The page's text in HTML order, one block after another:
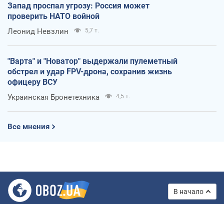
Запад проспал угрозу: Россия может
проверить НАТО войной
Леонид Невзлин 5,7 т.
"Варта" и "Новатор" выдержали пулеметный
обстрел и удар FPV-дрона, сохранив жизнь
офицеру ВСУ
Украинская Бронетехника 4,5 т.
Все мнения
В начало